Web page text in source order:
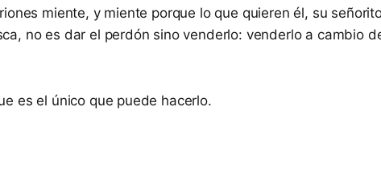
miente, y miente porque lo que quieren él, su
no es dar el perdón sino venderlo: venderlo a cambio
es el único que puede hacerlo.